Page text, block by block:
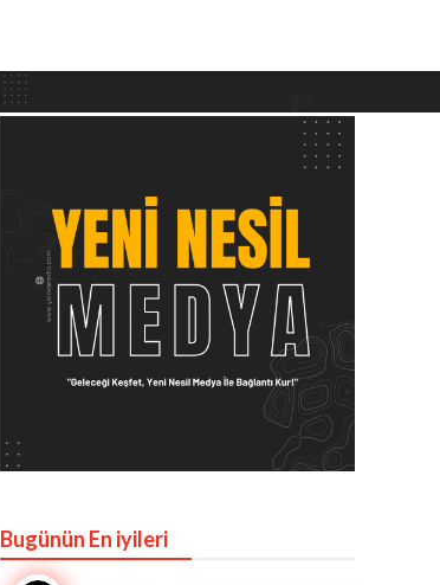
Bugünün En iyileri